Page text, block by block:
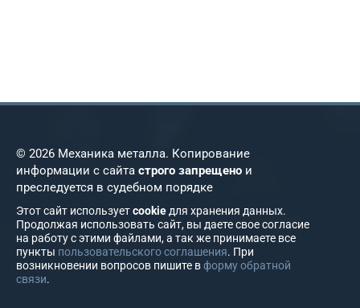
© 2026 Механика металла. Копирование
информации с сайта строго запрещено и
преследуется в судебном порядке
Этот сайт используетcookieдля хранения данных.
Продолжая использовать сайт, вы даете свое согласие
на работу с этими файлами, а так же принимаете все
пункты пользовательского соглашения. При
возникновении вопросов пишите вформу обратной
связи.